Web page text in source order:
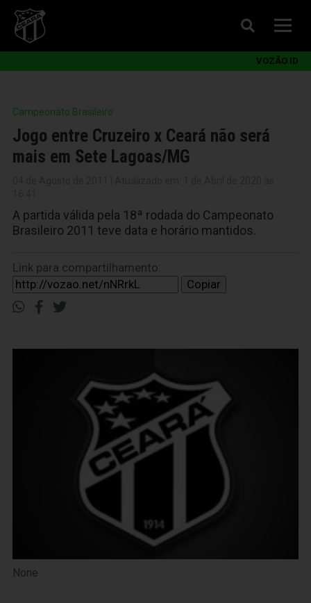
VOZÃO ID
Campeonato Brasileiro
Jogo entre Cruzeiro x Ceará não será
mais em Sete Lagoas/MG
A partida válida pela 18ª rodada do Campeonato
Brasileiro 2011 teve data e horário mantidos.
Link para compartilhamento:
Copiar
None